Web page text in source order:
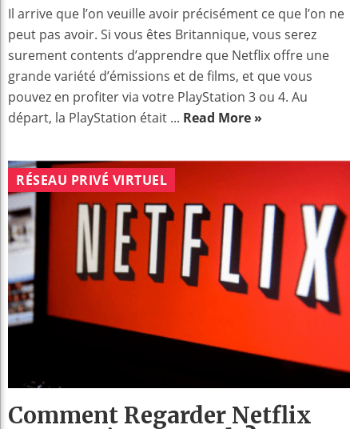
Il arrive que l’on veuille avoir précisément ce que l’on ne
peut pas avoir. Si vous êtes Britannique, vous serez
surement contents d’apprendre que Netflix offre une
grande variété d’émissions et de films, et que vous
pouvez en profiter via votre PlayStation 3 ou 4. Au
départ, la PlayStation était ... Read More »
RÉSEAU PRIVÉ VIRTUEL
Comment Regarder Netflix